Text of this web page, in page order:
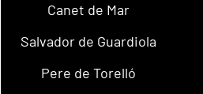
Canet de Mar
Salvador de Guardiola
Pere de Torelló